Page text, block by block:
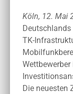
Köln, 12. Mai
TK-
Die neuesten